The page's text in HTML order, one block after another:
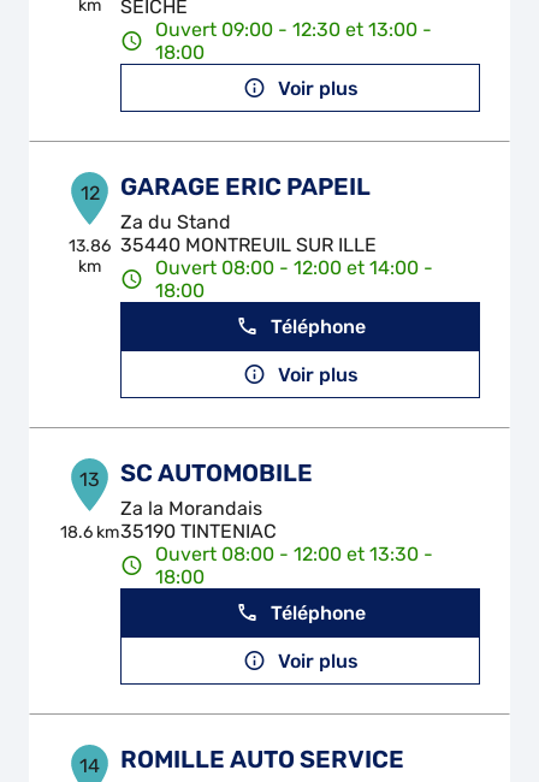
km
SEICHE
Ouvert 09:00 - 12:30 et 13:00 -
18:00
Voir plus
12
13.86
km
GARAGE ERIC PAPEIL
Za du Stand
35440 MONTREUIL SUR ILLE
Ouvert 08:00 - 12:00 et 14:00 -
18:00
Téléphone
Voir plus
13
18.6 km
SC AUTOMOBILE
Za la Morandais
35190 TINTENIAC
Ouvert 08:00 - 12:00 et 13:30 -
18:00
Téléphone
Voir plus
14 ROMILLE AUTO SERVICE